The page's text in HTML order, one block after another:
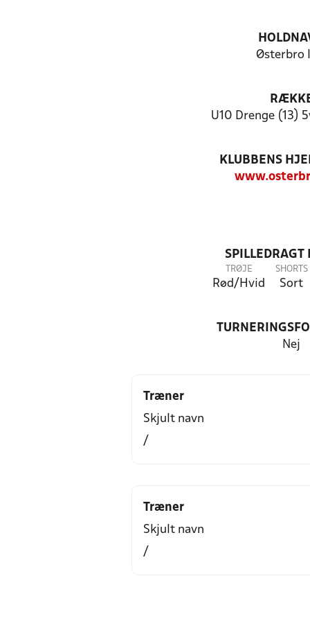
Østerbro
U10 Drenge (13)
KLUBBENS
SPILLEDRAGT
TRØJE
Rød/Hvid
SHORTS
Sort
Nej
Træner
Skjult navn
/
Træner
Skjult navn
/